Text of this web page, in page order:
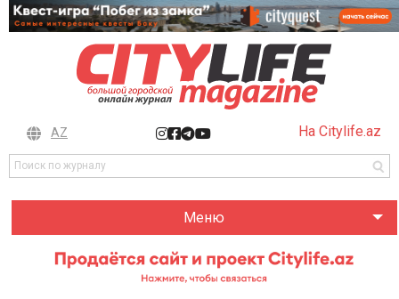
AZ На Citylife.az
Меню